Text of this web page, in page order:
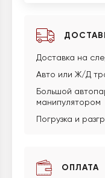
Доставка на
Авто или Ж/Д
Большой
манипулятором
Погрузка и
ОПЛАТА